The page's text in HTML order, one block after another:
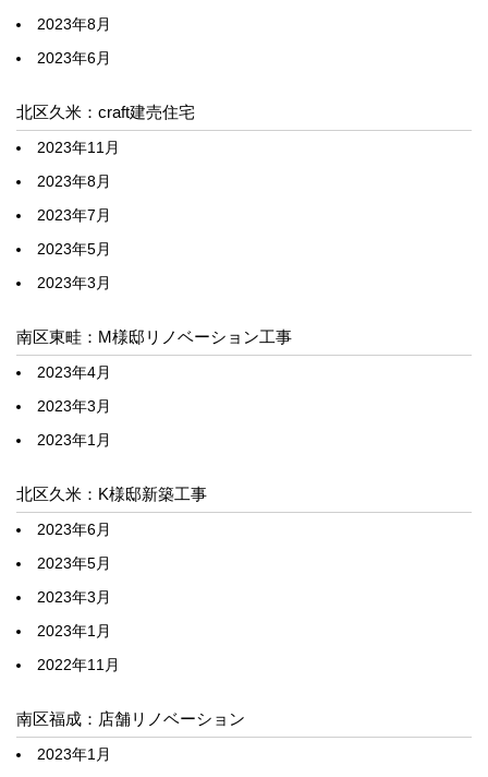
2023年8月
2023年6月
北区久米：craft建売住宅
2023年11月
2023年8月
2023年7月
2023年5月
2023年3月
南区東畦：M様邸リノベーション工事
2023年4月
2023年3月
2023年1月
北区久米：K様邸新築工事
2023年6月
2023年5月
2023年3月
2023年1月
2022年11月
南区福成：店舗リノベーション
2023年1月